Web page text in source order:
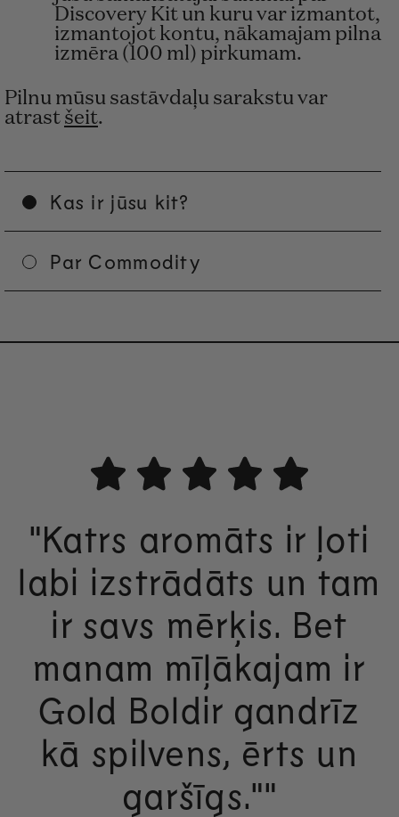
Discovery Kit un kuru var izmantot,
izmantojot kontu, nākamajam pilna
izmēra (100 ml) pirkumam.
Pilnu mūsu sastāvdaļu sarakstu var
atrast šeit.
Kas ir jūsu kit?
Par Commodity
"Katrs aromāts ir ļoti
labi izstrādāts un tam
ir savs mērķis. Bet
manam mīļākajam ir
Gold Boldir gandrīz
kā spilvens, ērts un
garšīgs.""